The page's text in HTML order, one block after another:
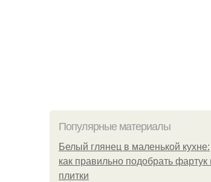
Популярные материалы
Белый глянец в маленькой кухне:
как правильно подобрать фартук
плитки